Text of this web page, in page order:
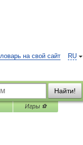
RU
на свой сайт
Найти!
Игры ⚽